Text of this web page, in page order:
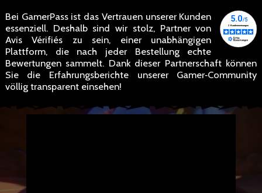
Bei GamerPass ist das Vertrauen unserer Kunden
essenziell. Deshalb sind wir stolz, Partner von
Avis Vérifiés zu sein, einer unabhängigen
Plattform, die nach jeder Bestellung echte
Bewertungen sammelt. Dank dieser Partnerschaft können
Sie die Erfahrungsberichte unserer Gamer‑Community
völlig transparent einsehen!